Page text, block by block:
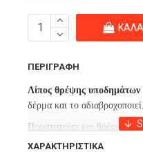
ΠΕΡΙΓΡΑΦΉ
Λίπος θρέψης
δέρμα και το
Προστατεύει και θρέφει το
λεία δέρματα και συνθετικά
ΧΑΡΑΚΤΗΡΙΣΤΙΚΆ